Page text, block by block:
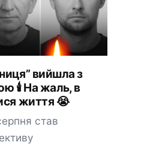
вийшлa з
🕯 Ha жaль, в
життя 😭
став